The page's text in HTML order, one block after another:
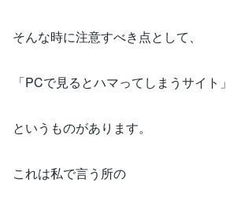
そんな時に注意すべき点として、
「PCで見るとハマってしまうサイト」
というものがあります。
これは私で言う所の